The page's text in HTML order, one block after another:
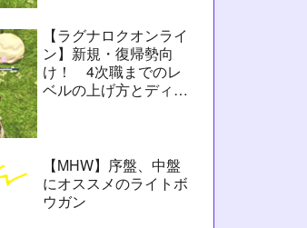
【ラグナロクオンライ
ン】新規・復帰勢向
け！ 4次職までのレ
ベルの上げ方とディレ
【MHW】序盤、中盤
にオススメのライトボ
ウガン